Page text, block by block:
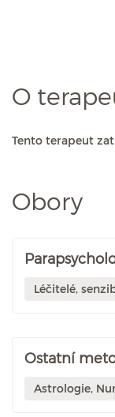
O
Tento terapeut
Obory
Léčitelé,
Ostatní
Astrologie,